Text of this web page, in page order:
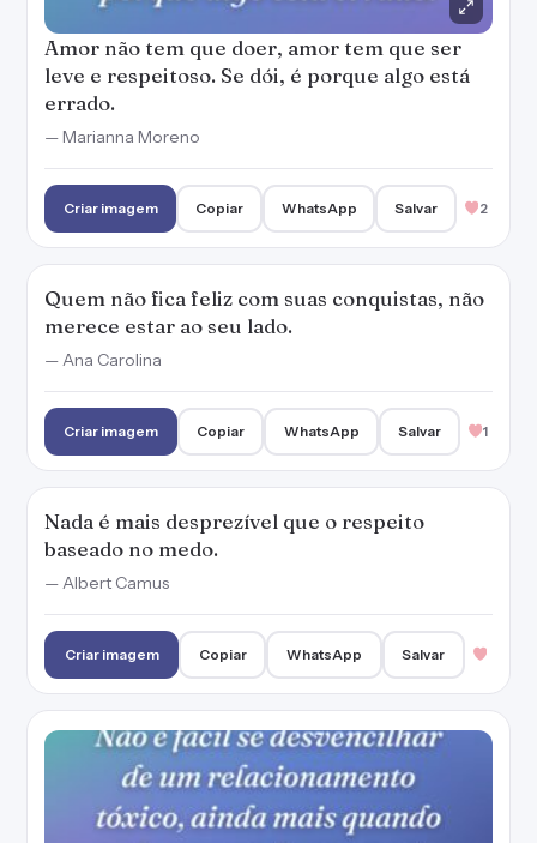
Amor não tem que doer, amor tem que ser
leve e respeitoso. Se dói, é porque algo está
errado.
— Marianna Moreno
Criar imagem Copiar WhatsApp Salvar 2
Quem não fica feliz com suas conquistas, não
merece estar ao seu lado.
— Ana Carolina
Criar imagem Copiar WhatsApp Salvar 1
Nada é mais desprezível que o respeito
baseado no medo.
— Albert Camus
Criar imagem Copiar WhatsApp Salvar